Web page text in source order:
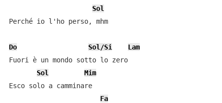
Sol
Perché io l'ho perso, mhm
Do Sol/Si
Lam
Fuori è un mondo sotto lo zero
Sol
Mim
Esco solo a camminare
Fa